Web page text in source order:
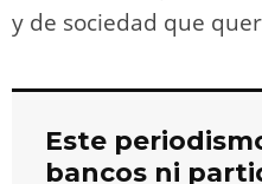
y de sociedad que
Este
bancos ni